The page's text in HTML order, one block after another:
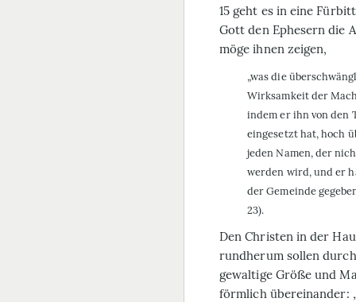
15 geht es in eine
Gott den Ephesern die
möge ihnen zeigen,
„was die
Wirksamkeit der
indem er ihn von den
eingesetzt hat, hoch
jeden Namen, der
werden wird, und er
der Gemeinde
23).
Den Christen in der
rundherum sollen
gewaltige Größe und
förmlich übereinander: